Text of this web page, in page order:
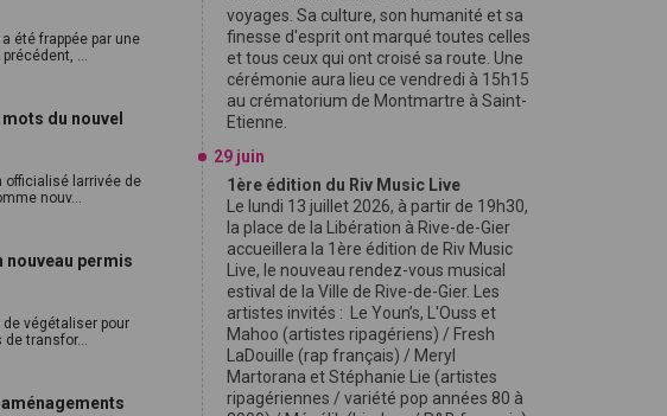
été frappée par une
...
du nouvel
officialisé larrivée de
nouv...
nouveau permis
végétaliser pour
de transfor...
voyages. Sa culture, son humanité et sa
finesse d'esprit ont marqué toutes celles
et tous ceux qui ont croisé sa route. Une
cérémonie aura lieu ce vendredi à 15h15
au crématorium de Montmartre à Saint-
Etienne.
29 juin
1ère édition du Riv Music Live
Le lundi 13 juillet 2026, à partir de 19h30,
la place de la Libération à Rive-de-Gier
accueillera la 1ère édition de Riv Music
Live, le nouveau rendez-vous musical
estival de la Ville de Rive-de-Gier. Les
artistes invités : Le Youn’s, L'Ouss et
Mahoo (artistes ripagériens) / Fresh
LaDouille (rap français) / Meryl
Martorana et Stéphanie Lie (artistes
ripagériennes / variété pop années 80 à